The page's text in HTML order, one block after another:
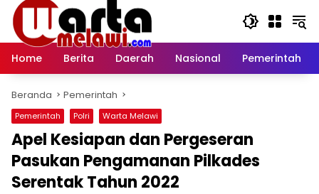
Langsung
konten
Home
Berita Daerah Nasional Pemerintah
Beranda Pemerintah
Pemerintah Polri Warta Melawi
Apel Kesiapan dan Pergeseran
Pasukan Pengamanan Pilkades
Serentak Tahun 2022